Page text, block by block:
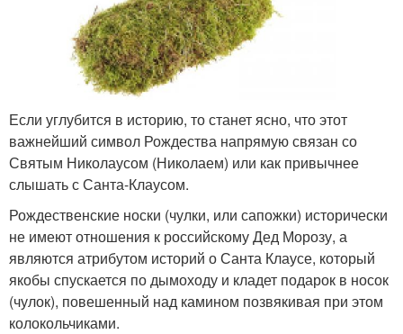
Если углубится в историю, то станет ясно, что этот
важнейший символ Рождества напрямую связан со
Святым Николаусом (Николаем) или как привычнее
слышать с Санта-Клаусом.
Рождественские носки (чулки, или сапожки) исторически
не имеют отношения к российскому Дед Морозу, а
являются атрибутом историй о Санта Клаусе, который
якобы спускается по дымоходу и кладет подарок в носок
(чулок), повешенный над камином позвякивая при этом
колокольчиками.